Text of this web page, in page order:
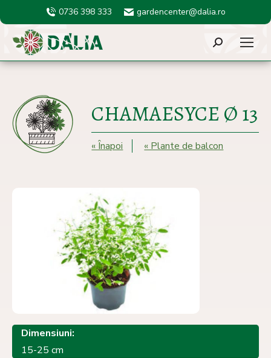
0736 398 333 gardencenter@dalia.ro
Search:
CHAMAESYCE Ø 13
« Înapoi « Plante de balcon
Dimensiuni:
15-25 cm